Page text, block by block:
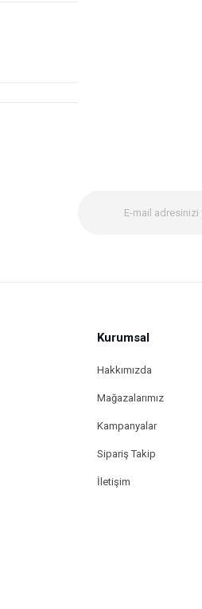
Kurumsal
Hakkımızda
Mağazalarımız
Kampanyalar
Sipariş Takip
İletişim